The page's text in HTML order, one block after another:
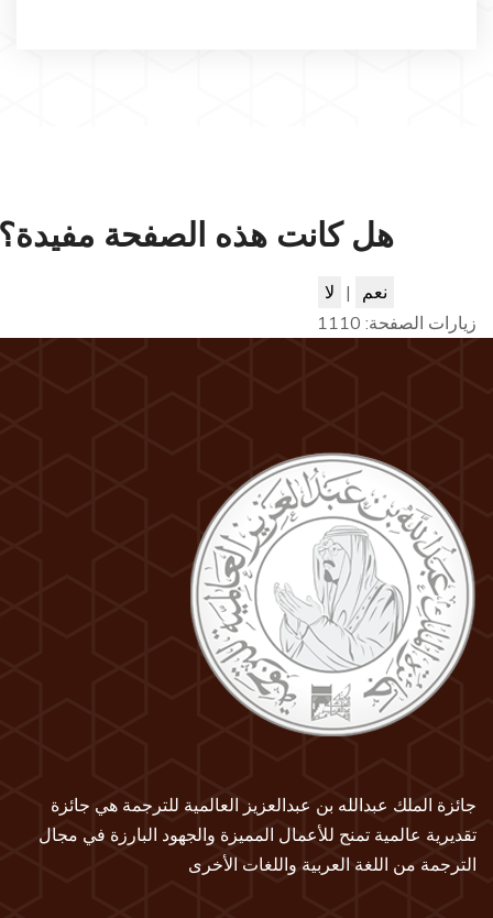
هل كانت هذه الصفحة
نعم | لا
زيارات الصفحة: 1110
جائزة الملك عبدالله بن عبدالعزيز العالمية للترجمة هي جائزة
تقديرية عالمية تمنح للأعمال المميزة والجهود البارزة في مجال
الترجمة من اللغة العربية واللغات الأخرى